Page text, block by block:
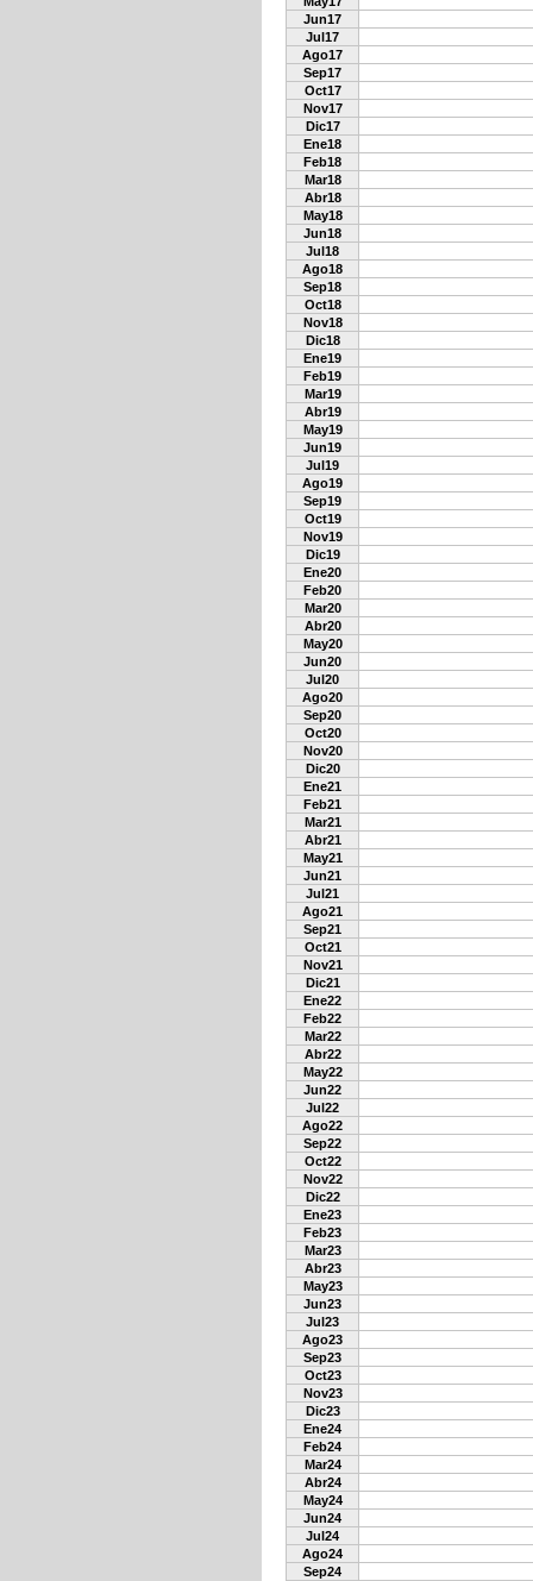
Jun17
Jul17
Ago17
Sep17
Oct17
Nov17
Dic17
Ene18
Feb18
Mar18
Abr18
May18
Jun18
Jul18
Ago18
Sep18
Oct18
Nov18
Dic18
Ene19
Feb19
Mar19
Abr19
May19
Jun19
Jul19
Ago19
Sep19
Oct19
Nov19
Dic19
Ene20
Feb20
Mar20
Abr20
May20
Jun20
Jul20
Ago20
Sep20
Oct20
Nov20
Dic20
Ene21
Feb21
Mar21
Abr21
May21
Jun21
Jul21
Ago21
Sep21
Oct21
Nov21
Dic21
Ene22
Feb22
Mar22
Abr22
May22
Jun22
Jul22
Ago22
Sep22
Oct22
Nov22
Dic22
Ene23
Feb23
Mar23
Abr23
May23
Jun23
Jul23
Ago23
Sep23
Oct23
Nov23
Dic23
Ene24
Feb24
Mar24
Abr24
May24
Jun24
Jul24
Ago24
Sep24